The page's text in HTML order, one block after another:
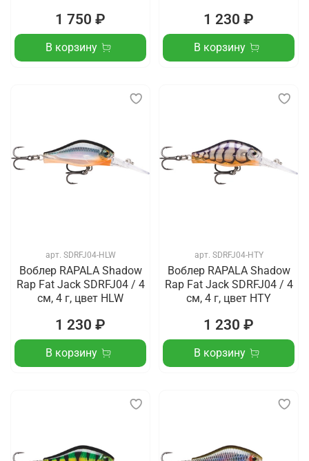
1 750 ₽
В корзину
1 230 ₽
В корзину
арт. SDRFJ04-HLW
Воблер RAPALA Shadow
Rap Fat Jack SDRFJ04 / 4
см, 4 г, цвет HLW
1 230 ₽
В корзину
арт. SDRFJ04-HTY
Воблер RAPALA Shadow
Rap Fat Jack SDRFJ04 / 4
см, 4 г, цвет HTY
1 230 ₽
В корзину